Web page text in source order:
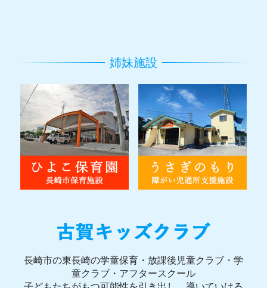
姉妹施設
長崎市の東長崎の学童保育・放課後児童クラブ・学
童クラブ・アフタースクール